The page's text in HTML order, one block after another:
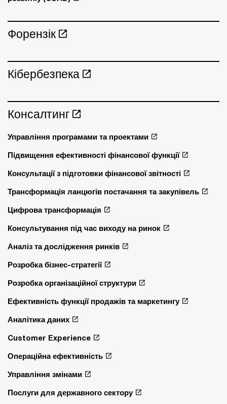
Форензік
Кібербезпека
Консалтинг
Управління програмами та проектами
Підвищення ефективності фінансової функції
Консультації з підготовки фінансової звітності
Трансформація ланцюгів постачання та закупівель
Цифрова трансформація
Консультування під час виходу на ринок
Аналіз та дослідження ринків
Розробка бізнес-стратегії
Розробка організаційної структури
Ефективність функції продажів та маркетингу
Аналітика даних
Customer Experience
Операційна ефективність
Управління змінами
Послуги для державного сектору